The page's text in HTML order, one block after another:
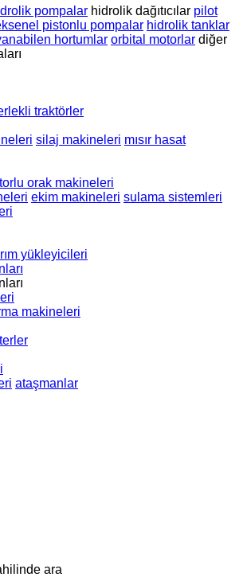
pompalar hidrolik dağıtıcılar pilot
pistonlu pompalar hidrolik tanklar
hortumlar orbital motorlar diğer
traktörler
silaj makineleri mısır hasat
orak makineleri
ekim makineleri sulama sistemleri
yükleyicileri
makineleri
ataşmanlar
ara